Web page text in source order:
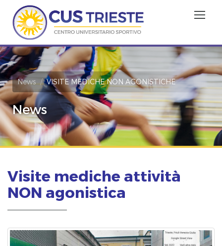
News VISITE MEDICHE NON AGONISTICHE
News
Visite mediche attività
NON agonistica